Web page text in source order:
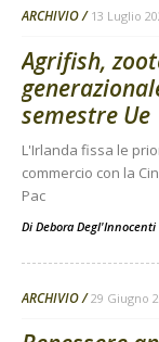
ARCHIVIO 13 Luglio
Agrifish,
semestre Ue
L'Irlanda fissa le
commercio con la
Pac
Di Debora Degl'Innocenti
ARCHIVIO 29 Giugno